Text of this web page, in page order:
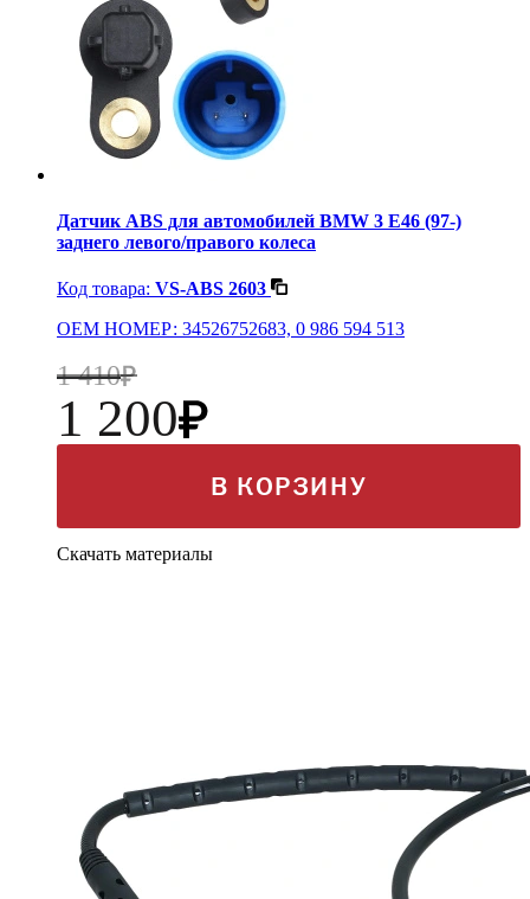
Датчик ABS для автомобилей BMW 3 E46 (97-)
заднего левого/правого колеса
Код товара: VS-ABS 2603
OEM НОМЕР: 34526752683, 0 986 594 513
1 410
1 200
В КОРЗИНУ
Скачать материалы